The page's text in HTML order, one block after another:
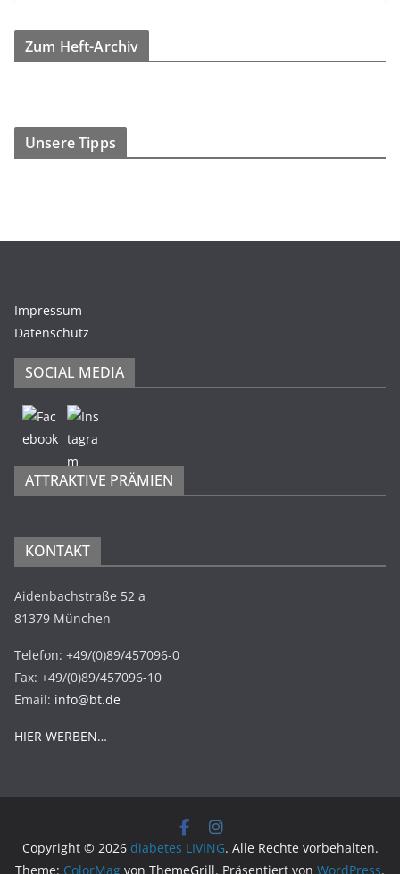
Zum Heft-Archiv
Unsere Tipps
Impressum
Datenschutz
SOCIAL MEDIA
ATTRAKTIVE PRÄMIEN
KONTAKT
Aidenbachstraße 52 a
81379 München
Telefon: +49/(0)89/457096-0
Fax: +49/(0)89/457096-10
Email: info@bt.de
HIER WERBEN…
Copyright © 2026 diabetes LIVING. Alle Rechte vorbehalten.
Theme: ColorMag von ThemeGrill. Präsentiert von WordPress.